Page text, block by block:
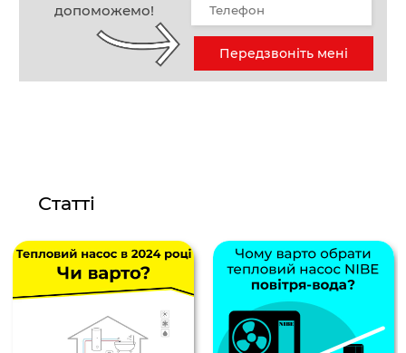
допоможемо!
Передзвоніть мені
Статті